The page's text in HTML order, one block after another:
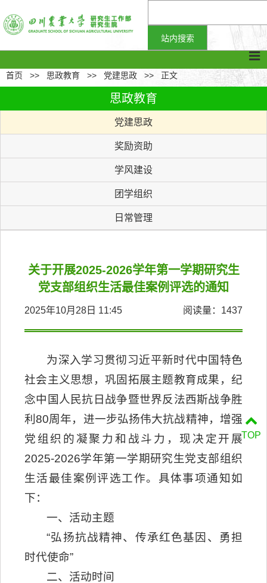
首页 >> 思政教育 >> 党建思政 >> 正文
思政教育
党建思政
奖励资助
学风建设
团学组织
日常管理
关于开展2025-2026学年第一学期研究生
党支部组织生活最佳案例评选的通知
2025年10月28日 11:45 阅读量： 1437
为深入学习贯彻习近平新时代中国特色
社会主义思想，巩固拓展主题教育成果，纪
念中国人民抗日战争暨世界反法西斯战争胜
利80周年，进一步弘扬伟大抗战精神，增强
党组织的凝聚力和战斗力，现决定开展
2025-2026学年第一学期研究生党支部组织
生活最佳案例评选工作。具体事项通知如
下：
一、活动主题
“弘扬抗战精神、传承红色基因、勇担
时代使命”
二、活动时间
TOP